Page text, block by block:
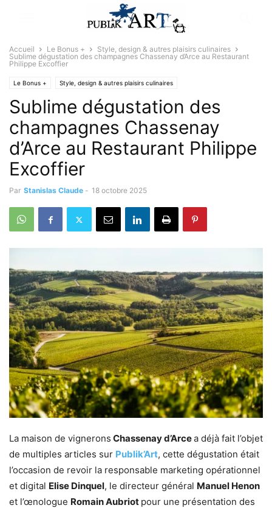
Accueil Le Bonus +
Style, design & autres plaisirs culinaires
Sublime dégustation des champagnes Chassenay d’Arce au Restaurant
Philippe Excoffier
Le Bonus + Style, design & autres plaisirs culinaires
Sublime dégustation des
champagnes Chassenay
d’Arce au Restaurant Philippe
Excoffier
Par Stanislas Claude - 18 octobre 2025
La maison de vignerons Chassenay d’Arcea déjà fait l’objet
de multiples articles sur Publik’Art, cette dégustation était
l’occasion de revoir la responsable marketing opérationnel
et digital Elise Dinquel, le directeur général Manuel Henon
et l’œnologue Romain Aubriot pour une présentation des